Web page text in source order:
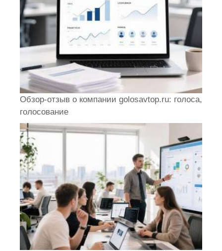
Обзор-отзыв о компании golosavtop.ru: голоса,
голосование